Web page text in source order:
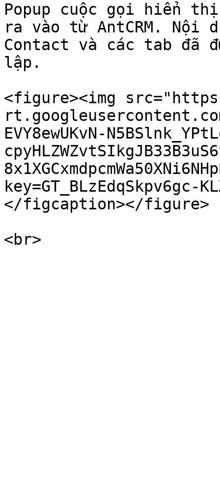
Popup cuộc gọi hiển
ra vào từ AntCRM. Nội
Contact và các tab đã
lập.
<figure><img
EVY8ewUKvN-
</figcaption></figure>